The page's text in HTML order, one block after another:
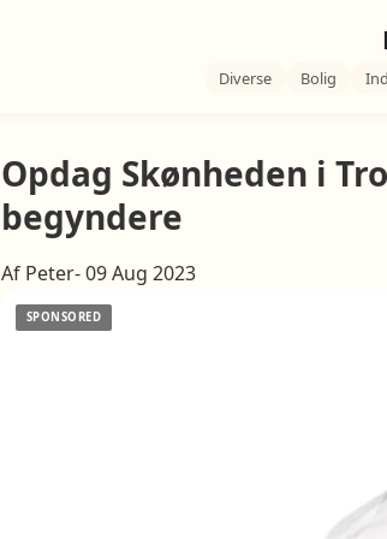
Diverse Bolig
Opdag Skønheden i
begyndere
Af Peter- 09 Aug 2023